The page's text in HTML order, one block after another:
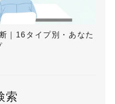
｜16タイプ別・あなた
索